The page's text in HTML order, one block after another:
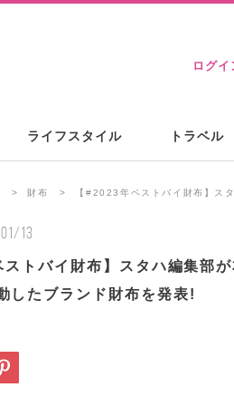
ログイ
ライフスタイル トラベル
財布 【#2023年ベストバイ財布】ス
13
ストバイ財布】スタハ編集部
したブランド財布を発表!